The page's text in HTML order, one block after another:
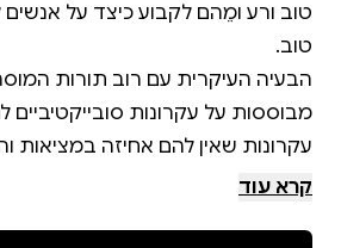
טוב ורע ומֵהם לקבוע כיצד על
הבעיה העיקרית עם רוב תורות
מבוססות על עקרונות סובייקטיביים
עקרונות שאין להם אחיזה במציאות
המחשבה האנושית. לכן, תורות
קרא עוד